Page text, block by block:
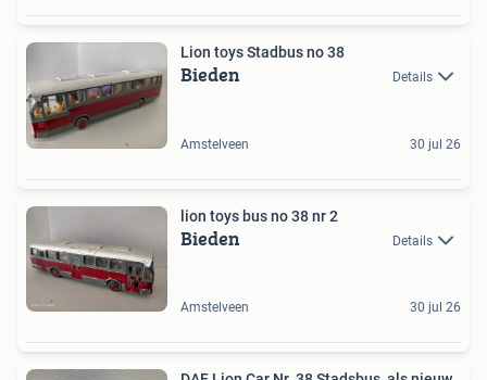
Lion toys Stadbus no 38
Bieden Details
Amstelveen 30 jul 26
lion toys bus no 38 nr 2
Bieden Details
Amstelveen 30 jul 26